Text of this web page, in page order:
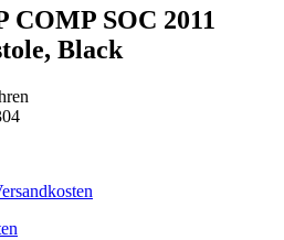
COMP SOC 2011
Black